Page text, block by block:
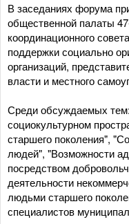
В заседаниях форума
общественной палаты
координационного
поддержки социально
организаций,
власти и местного
Среди обсуждаемых
социокультурном
старшего поколения",
людей", "Возможности
посредством
деятельности
людьми старшего
специалистов